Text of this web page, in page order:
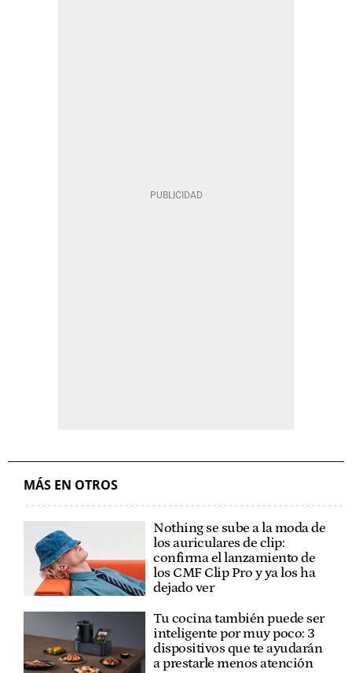
MÁS EN OTROS
Nothing se sube a la moda de
los auriculares de clip:
confirma el lanzamiento de
los CMF Clip Pro y ya los ha
dejado ver
Tu cocina también puede ser
inteligente por muy poco: 3
dispositivos que te ayudarán
a prestarle menos atención